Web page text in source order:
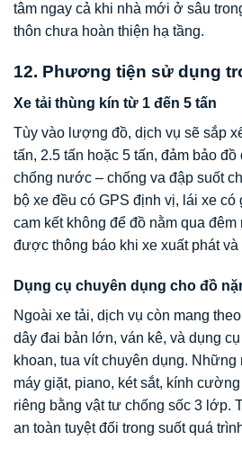
tâm ngay cả khi nhà mới ở sâu
thôn chưa hoàn thiện hạ tầng.
12. Phương tiện sử dụng
Xe tải thùng kín từ 1 đến 5 tấn
Tùy vào lượng đồ, dịch vụ sẽ sắp
tấn, 2.5 tấn hoặc 5 tấn, đảm bảo
chống nước – chống va đập suốt
bộ xe đều có GPS định vị, lái xe
cam kết không để đồ nằm qua
được thông báo khi xe xuất phát
Dụng cụ chuyên dụng cho đồ
Ngoài xe tải, dịch vụ còn mang
dây đai bản lớn, ván kê, và dụng
khoan, tua vít chuyên dụng.
máy giặt, piano, két sắt, kính
riêng bằng vật tư chống sốc 3 lớp.
an toàn tuyệt đối trong suốt quá